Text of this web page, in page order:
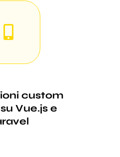
custom
Vue.js e